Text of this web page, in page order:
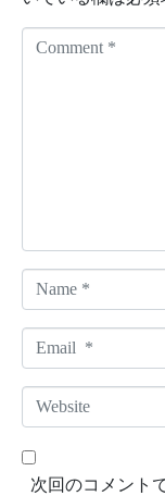
a
m
*
m
a
*
W
e
b
次回のコメント